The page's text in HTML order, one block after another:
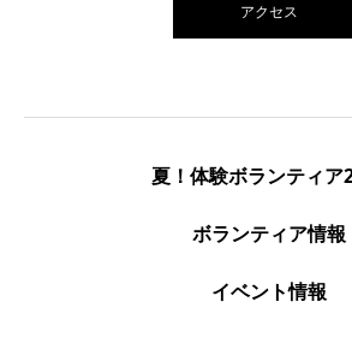
アクセス
夏！体験ボランティア
ボランティア情報
イベント情報